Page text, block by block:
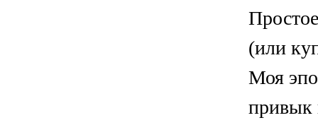
(или
Моя
привык